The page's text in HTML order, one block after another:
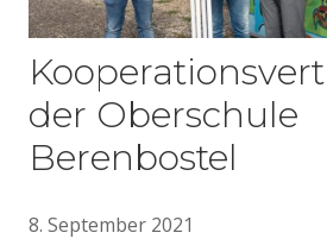
der Oberschule
Berenbostel
8. September 2021